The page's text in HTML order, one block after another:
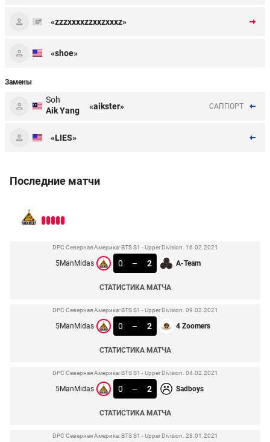
«zzzxxxxzzxxzxxxz»
«shoe»
Замены
Soh
Aik Yang
«aikster» CАППОРТ
«LIES»
Последние матчи
DPC Северная Америка: BTS S1 - Upper Division. 16.02.2021
5ManMidas 0 – 2 A-Team
СТАТИСТИКА МАТЧА
DPC Северная Америка: BTS S1 - Upper Division. 09.02.2021
5ManMidas 0 – 2 4 Zoomers
СТАТИСТИКА МАТЧА
DPC Северная Америка: BTS S1 - Upper Division. 04.02.2021
5ManMidas 0 – 2 Sadboys
СТАТИСТИКА МАТЧА
DPC Северная Америка: BTS S1 - Upper Division. 28.01.2021